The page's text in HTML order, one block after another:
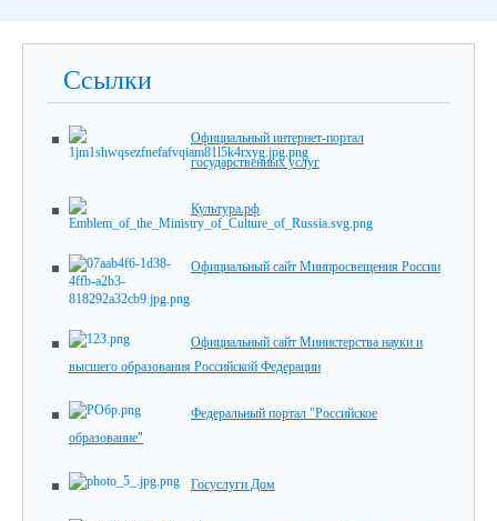
Ссылки
Официальный интернет-портал
государственных услуг
Культура.рф
Официальный сайт Минпросвещения России
Официальный сайт Министерства науки и
высшего образования Российской Федерации
Федеральный портал "Российское
образование"
Госуслуги Дом